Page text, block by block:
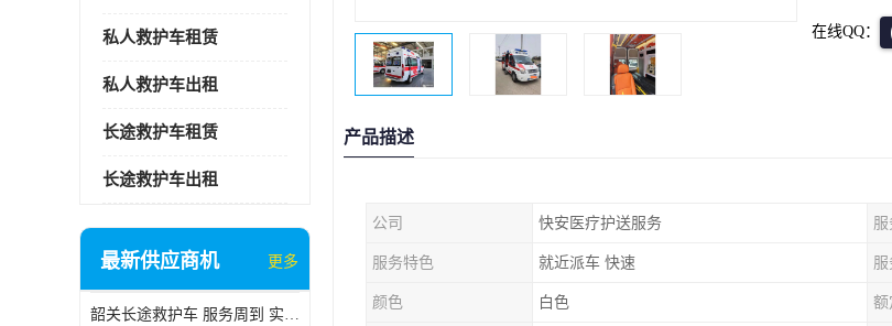
私人救护车租赁
私人救护车出租
长途救护车租赁
长途救护车出租
最新供应商机 更多
韶关长途救护车 服务周到 实用性较大
在线QQ：
产品描述
公司 快安医疗护送服务 服
服务特色 就近派车 快速 服
颜色 白色 额